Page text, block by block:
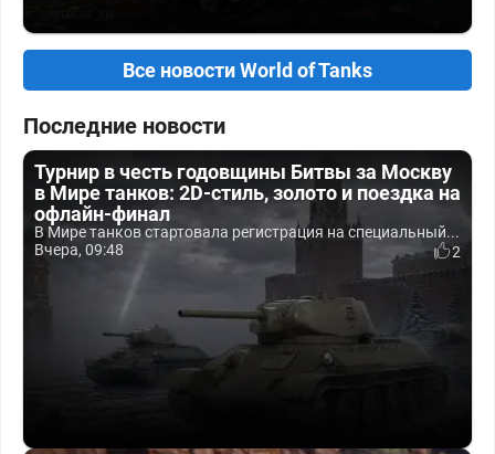
Все новости World of Tanks
Последние новости
Турнир в честь годовщины Битвы за Москву
в Мире танков: 2D-стиль, золото и поездка на
офлайн-финал
В Мире танков стартовала регистрация на специальный...
Вчера, 09:48
2